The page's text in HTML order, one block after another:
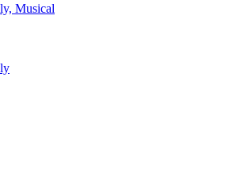
Musical